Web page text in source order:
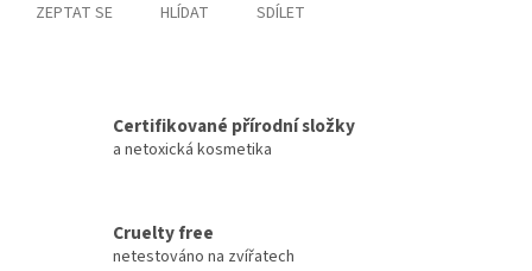
ZEPTAT SE HLÍDAT SDÍLET
Certifikované přírodní složky
a netoxická kosmetika
Cruelty free
netestováno na zvířatech